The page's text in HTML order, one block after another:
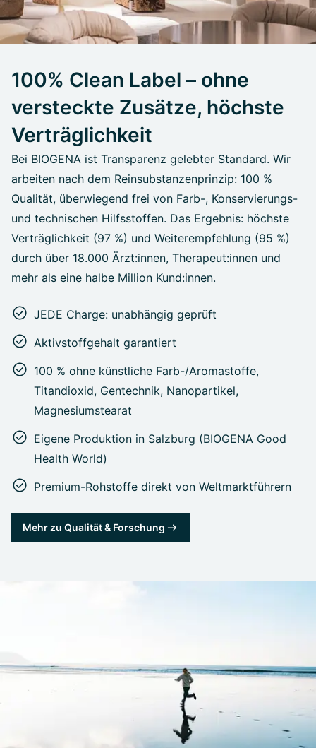
100% Clean Label – ohne
versteckte Zusätze, höchste
Verträglichkeit
Bei BIOGENA ist Transparenz gelebter Standard. Wir
arbeiten nach dem Reinsubstanzenprinzip: 100 %
Qualität, überwiegend frei von Farb-, Konservierungs-
und technischen Hilfsstoffen. Das Ergebnis: höchste
Verträglichkeit (97 %) und Weiterempfehlung (95 %)
durch über 18.000 Ärzt:innen, Therapeut:innen und
mehr als eine halbe Million Kund:innen.
JEDE Charge: unabhängig geprüft
Aktivstoffgehalt garantiert
100 % ohne künstliche Farb-/Aromastoffe,
Titandioxid, Gentechnik, Nanopartikel,
Magnesiumstearat
Eigene Produktion in Salzburg (BIOGENA Good
Health World)
Premium-Rohstoffe direkt von Weltmarktführern
Mehr zu Qualität & Forschung